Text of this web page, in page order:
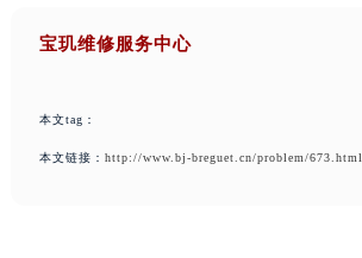
宝玑维修服务中心
本文tag：
本文链接： http://www.bj-breguet.cn/problem/673.html